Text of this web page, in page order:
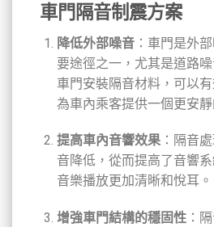
車門隔音制震方案
降低外部噪音：車門是外
要途徑之一，尤其是道路
車門安裝隔音材料，可以
為車內乘客提供一個更安靜
提高車內音響效果：隔音
音降低，從而提高了音響
音樂播放更加清晰和悅耳。
增強車門結構的穩固性：